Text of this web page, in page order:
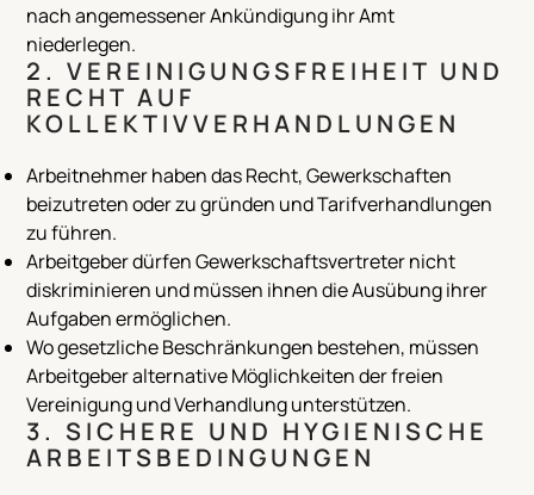
nach angemessener Ankündigung ihr Amt
niederlegen.
2. VEREINIGUNGSFREIHEIT UND
RECHT AUF
KOLLEKTIVVERHANDLUNGEN
Arbeitnehmer haben das Recht, Gewerkschaften
beizutreten oder zu gründen und Tarifverhandlungen
zu führen.
Arbeitgeber dürfen Gewerkschaftsvertreter nicht
diskriminieren und müssen ihnen die Ausübung ihrer
Aufgaben ermöglichen.
Wo gesetzliche Beschränkungen bestehen, müssen
Arbeitgeber alternative Möglichkeiten der freien
Vereinigung und Verhandlung unterstützen.
3. SICHERE UND HYGIENISCHE
ARBEITSBEDINGUNGEN